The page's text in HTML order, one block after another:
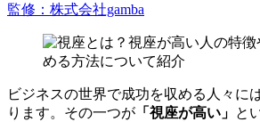
監修：株式会社gamba
ビジネスの世界で成功を収める人々に
ります。その一つが 「視座が高い」 と